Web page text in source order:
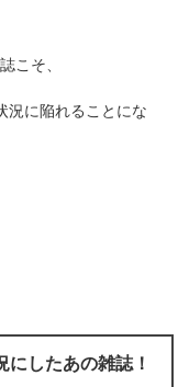
こそ、
況に陥れることにな
したあの雑誌！